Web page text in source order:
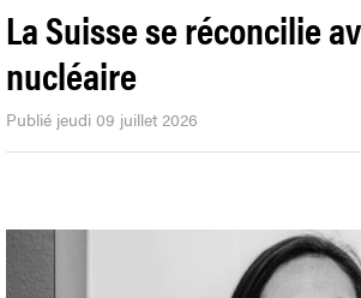
La Suisse se réconcilie
nucléaire
Publié jeudi 09 juillet 2026